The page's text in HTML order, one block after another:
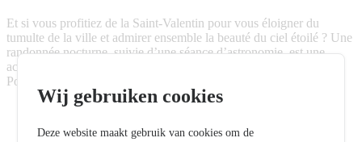
Et si vous profitiez de la Saint-Valentin pour vous éloigner du
tumulte de la ville et admirer ensemble la beauté du ciel étoilé ? Une
randonnée nocturne, suivie d’une séance d’astronomie, est une
activité aussi romantique qu’enrichissante.
Pourquoi c’est magique ?
Une ambiance intime et paisible
L’occasion d’admirer des constellations et d’échanger des vœux
Wij gebruiken cookies
Deze website maakt gebruik van cookies om de